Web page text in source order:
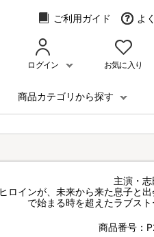
ご利用ガイド よ
ログイン お気に入り
商品カテゴリから探す
主演・志
ロインが、未来から来た息子と出
で始まる時を超えたラブスト
商品番号：